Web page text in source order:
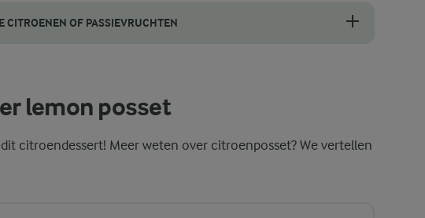
CITROENEN OF PASSIEVRUCHTEN
lemon posset
citroendessert! Meer weten over citroenposset? We vertellen